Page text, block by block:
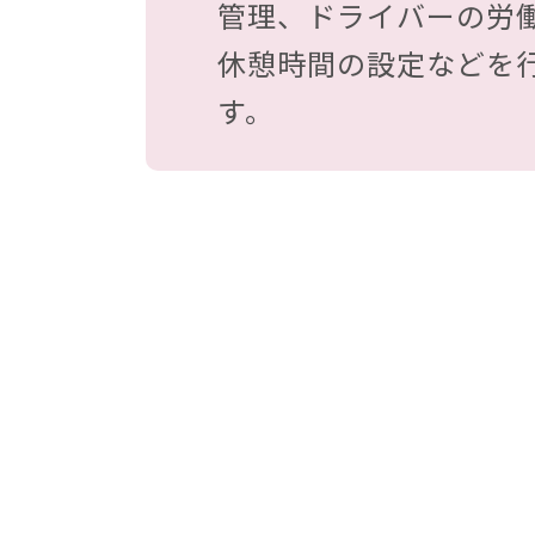
管理、ドライバーの労
休憩時間の設定などを
す。